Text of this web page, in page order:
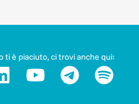
ti è piaciuto, ci trovi anche qui: